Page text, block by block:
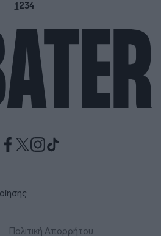
1234
Πολιτική Απορρήτου